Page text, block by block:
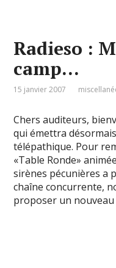
Radieso :
camp…
15 janvier 2007
Chers auditeurs,
qui émettra
télépathique. Pour
«Table Ronde»
sirènes pécunières a
chaîne concurrente,
proposer un